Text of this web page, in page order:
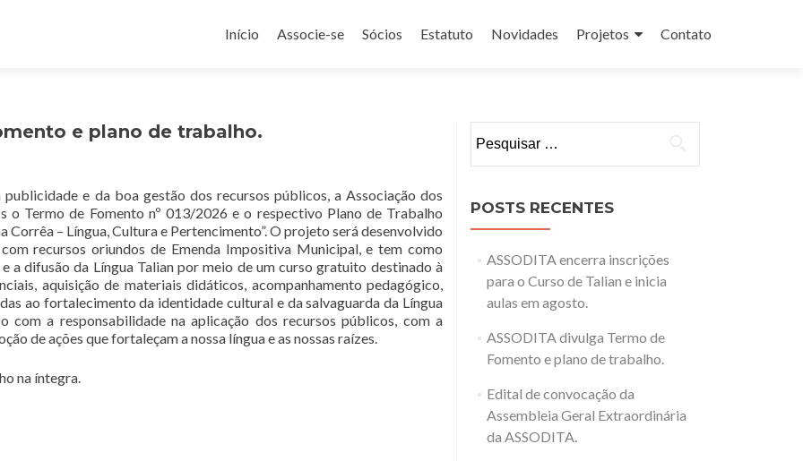
para
Início Associe-se Sócios Estatuto Novidades Projetos Contato
e plano de trabalho.
e da boa gestão dos recursos públicos, a Associação dos
o Termo de Fomento nº 013/2026 e o respectivo Plano de Trabalho
– Língua, Cultura e Pertencimento”. O projeto será desenvolvido
recursos oriundos de Emenda Impositiva Municipal, e tem como
a difusão da Língua Talian por meio de um curso gratuito destinado à
aquisição de materiais didáticos, acompanhamento pedagógico,
ao fortalecimento da identidade cultural e da salvaguarda da Língua
com a responsabilidade na aplicação dos recursos públicos, com a
de ações que fortaleçam a nossa língua e as nossas raízes.
na íntegra.
por:
POSTS RECENTES
ASSODITA encerra inscrições
para o Curso de Talian e inicia
aulas em agosto.
ASSODITA divulga Termo de
Fomento e plano de trabalho.
Edital de convocação da
Assembleia Geral Extraordinária
da ASSODITA.